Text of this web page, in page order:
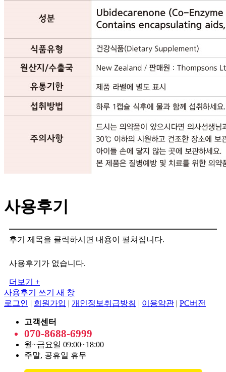
사용후기
후기 제목을 클릭하시면 내용이 펼쳐집니다.
사용후기가 없습니다.
더보기 +
사용후기 쓰기
새 창
로그인 | 회원가입 | 개인정보취급방침 | 이용약관 | PC버전
고객센터
070-8688-6999
월~금요일 09:00~18:00
주말, 공휴일 휴무